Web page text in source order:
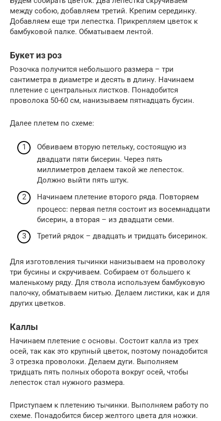
между собою, добавляем третий. Крепим серединку.
Добавляем еще три лепестка. Прикрепляем цветок к
бамбуковой палке. Обматываем лентой.
Букет из роз
Розочка получится небольшого размера – три
сантиметра в диаметре и десять в длину. Начинаем
плетение с центральных листков. Понадобится
проволока 50-60 см, нанизываем пятнадцать бусин.
Далее плетем по схеме:
Обвиваем вторую петельку, состоящую из
двадцати пяти бисерин. Через пять
миллиметров делаем такой же лепесток.
Должно выйти пять штук.
Начинаем плетение второго ряда. Повторяем
процесс: первая петля состоит из восемнадцати
бисерин, а вторая – из двадцати семи.
Третий рядок – двадцать и тридцать бисеринок.
Для изготовления тычинки нанизываем на проволоку
три бусины и скручиваем. Собираем от большего к
маленькому ряду. Для ствола используем бамбуковую
палочку, обматываем нитью. Делаем листики, как и для
других цветков.
Каллы
Начинаем плетение с основы. Состоит калла из трех
осей, так как это крупный цветок, поэтому понадобится
3 отрезка проволоки. Делаем дуги. Выполняем
тридцать пять полных оборота вокруг осей, чтобы
лепесток стал нужного размера.
Приступаем к плетению тычинки. Выполняем работу по
схеме. Понадобится бисер желтого цвета для ножки.